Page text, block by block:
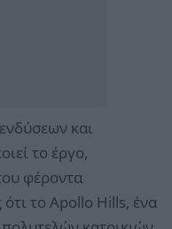
και
το έργο,
φέροντα
το Apollo Hills, ένα